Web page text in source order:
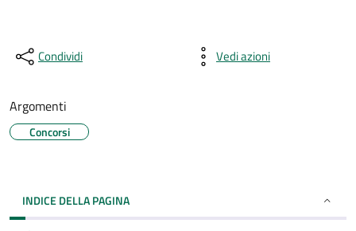
Condividi Vedi azioni
Argomenti
Concorsi
INDICE DELLA PAGINA